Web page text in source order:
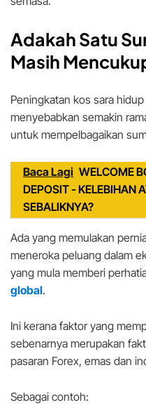
Adakah Satu
Masih
Peningkatan kos sara
menyebabkan semakin
untuk mempelbagaikan
Baca Lagi WELCOME
DEPOSIT - KELEBIHAN
SEBALIKNYA?
Ada yang memulakan
meneroka peluang dalam
yang mula memberi
global.
Ini kerana faktor yang
sebenarnya merupakan
pasaran Forex, emas dan
Sebagai contoh: